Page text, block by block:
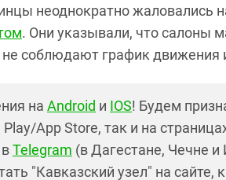
неоднократно жаловались
. Они указывали, что салоны
не соблюдают график
на Android и IOS! Будем
App Store, так и на
Telegram (в Дагестане, Чечне и
"Кавказский узел" на сайте,